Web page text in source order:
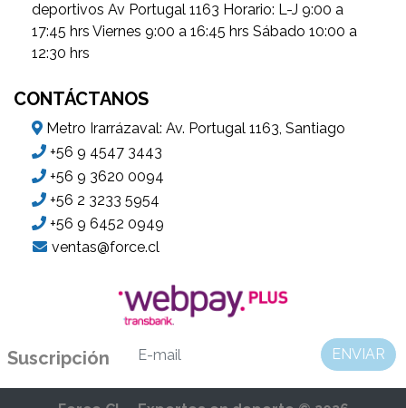
deportivos Av Portugal 1163 Horario: L-J 9:00 a
17:45 hrs Viernes 9:00 a 16:45 hrs Sábado 10:00 a
12:30 hrs
CONTÁCTANOS
Metro Irarrázaval: Av. Portugal 1163, Santiago
+56 9 4547 3443
+56 9 3620 0094
+56 2 3233 5954
+56 9 6452 0949
ventas@force.cl
Suscripción ENVIAR